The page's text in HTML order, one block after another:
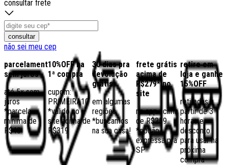
consultar frete
consultar
não sei meu cep
parcelamento
sem juros
até 5x sem
juros
*parcela
mínima de
R$40
10%OFF na
1ª compra
cupom:
PRIMEIRA10
*válido no
site acima de
R$319
30 dias pra
devolução
grátis
em algumas
regiões,
*buscamos
na sua casa!
frete grátis
acima de
R$279* no
site
no app acima
de R$259
*opção
expressa pra
SP
retire em
loja e ganhe
15%OFF
retiradas a
partir de 3
horas e
desconto
para usar na
próxima
compra